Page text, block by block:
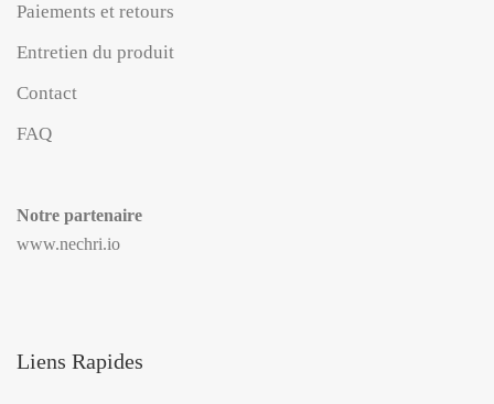
Paiements et retours
Entretien du produit
Contact
FAQ
Notre partenaire
www.nechri.io
Liens Rapides